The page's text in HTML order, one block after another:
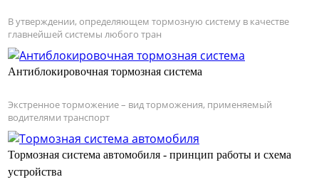
В утверждении, определяющем тормозную систему в качестве
главнейшей системы любого тран
Антиблокировочная тормозная система
Экстренное торможение – вид торможения, применяемый
водителями транспорт
Тормозная система автомобиля - принцип работы и схема
устройства